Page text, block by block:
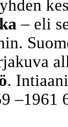
– eli
.
–1961